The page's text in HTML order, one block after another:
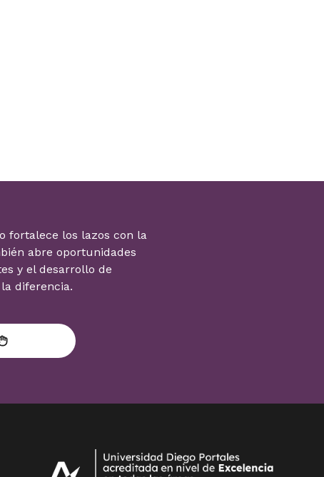
fortalece los lazos con la
abre oportunidades
y el desarrollo de
diferencia.